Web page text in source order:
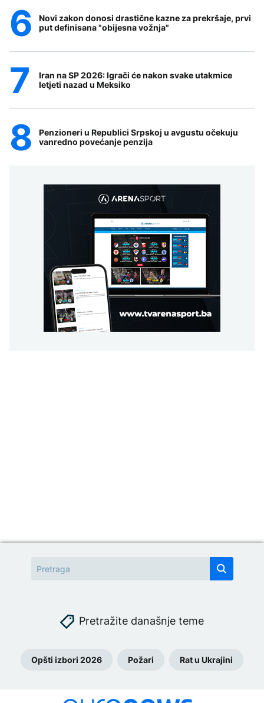
Novi zakon donosi drastične kazne za prekršaje, prvi
put definisana "obijesna vožnja"
Iran na SP 2026: Igrači će nakon svake utakmice
letjeti nazad u Meksiko
Penzioneri u Republici Srpskoj u avgustu očekuju
vanredno povećanje penzija
Pretražite današnje teme
Opšti izbori 2026 Požari Rat u Ukrajini